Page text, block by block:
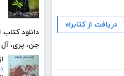
دانلود
جن، پری، آل
دریافت از کتابراه